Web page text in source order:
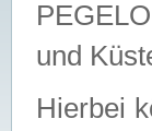
und
Hierbei